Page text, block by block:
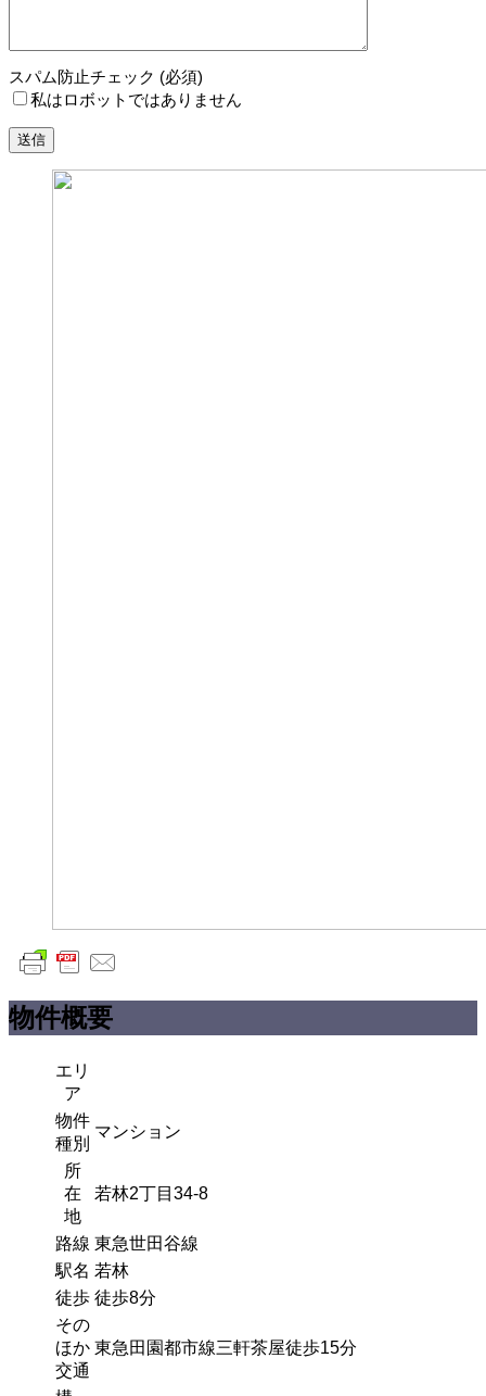
スパム防止チェック (必須)
私はロボットではありません
物件概要
エリ
ア
物件
種別
マンション
所
在
地
若林2丁目34-8
路線 東急世田谷線
駅名 若林
徒歩 徒歩8分
その
ほか
交通
東急田園都市線三軒茶屋徒歩15分